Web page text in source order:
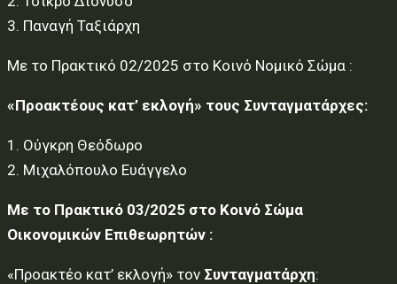
3. Παναγή Ταξιάρχη
Με το Πρακτικό 02/2025 στο Κοινό Νομικό Σώμα :
«Προακτέους κατ’ εκλογή» τους Συνταγματάρχες:
1. Ούγκρη Θεόδωρο
2. Μιχαλόπουλο Ευάγγελο
Με το Πρακτικό 03/2025 στο Κοινό Σώμα
Οικονομικών Επιθεωρητών :
«Προακτέο κατ’ εκλογή» τον Συνταγματάρχη: